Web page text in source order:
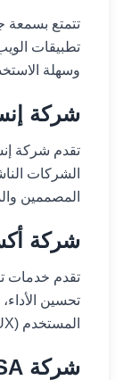
تتمتع بسمعة
تطبيقات
وسهلة
شركة
تقدم شركة
الشركات
المصممين
شركة
تقدم خدمات
تحسين
المستخدم (UX).
شركة Web Designers KSA: